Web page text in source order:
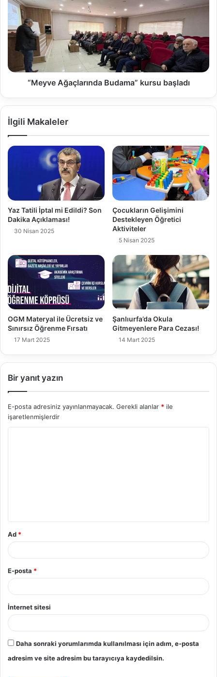
“Meyve Ağaçlarında Budama” kursu başladı
İlgili Makaleler
Yaz Tatili İptal mi Edildi? Son
Dakika Açıklaması!
30 Nisan 2025
Çocukların Gelişimini
Destekleyen Öğretici
Aktiviteler
5 Nisan 2025
OGM Materyal ile Ücretsiz ve
Sınırsız Öğrenme Fırsatı
17 Mart 2025
Şanlıurfa’da Okula
Gitmeyenlere Para Cezası!
14 Mart 2025
Bir yanıt yazın
E-posta adresiniz yayınlanmayacak. Gerekli alanlar * ile
işaretlenmişlerdir
Ad *
E-posta *
İnternet sitesi
Daha sonraki yorumlarımda kullanılması için adım, e-posta
adresim ve site adresim bu tarayıcıya kaydedilsin.